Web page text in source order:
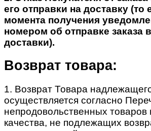
его отправки на доставку (то
момента получения
номером об отправке заказа
доставки).
Возврат товара:
1. Возврат Товара
осуществляется согласно
непродовольственных
качества, не подлежащих